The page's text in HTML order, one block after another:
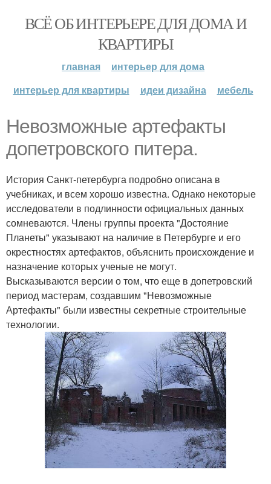
ВСЁ ОБ ИНТЕРЬЕРЕ ДЛЯ ДОМА И
КВАРТИРЫ
главная
интерьер для дома
интерьер для квартиры
идеи дизайна мебель
Невозможные артефакты
допетровского питера.
История Санкт-петербурга подробно описана в
учебниках, и всем хорошо известна. Однако некоторые
исследователи в подлинности официальных данных
сомневаются. Члены группы проекта "Достояние
Планеты" указывают на наличие в Петербурге и его
окрестностях артефактов, объяснить происхождение и
назначение которых ученые не могут.
Высказываются версии о том, что еще в допетровский
период мастерам, создавшим "Невозможные
Артефакты" были известны секретные строительные
технологии.